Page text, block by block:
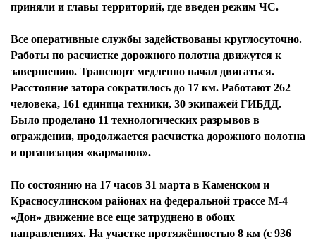
приняли и главы территорий, где введен режим ЧС.
Все оперативные службы задействованы круглосуточно.
Работы по расчистке дорожного полотна движутся к
завершению. Транспорт медленно начал двигаться.
Расстояние затора сократилось до 17 км. Работают 262
человека, 161 единица техники, 30 экипажей ГИБДД.
Было проделано 11 технологических разрывов в
ограждении, продолжается расчистка дорожного полотна
и организация «карманов».
По состоянию на 17 часов 31 марта в Каменском и
Красносулинском районах на федеральной трассе М-4
«Дон» движение все еще затруднено в обоих
направлениях. На участке протяжённостью 8 км (с 936